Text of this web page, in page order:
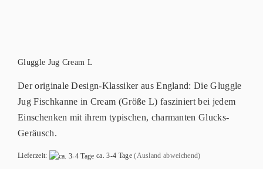
Gluggle Jug Cream L
Der originale Design-Klassiker aus England: Die Gluggle
Jug Fischkanne in Cream (Größe L) fasziniert bei jedem
Einschenken mit ihrem typischen, charmanten Glucks-
Geräusch.
Lieferzeit: ca. 3-4 Tage (Ausland abweichend)